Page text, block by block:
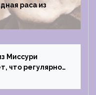
раса из
Миссури
что регулярно